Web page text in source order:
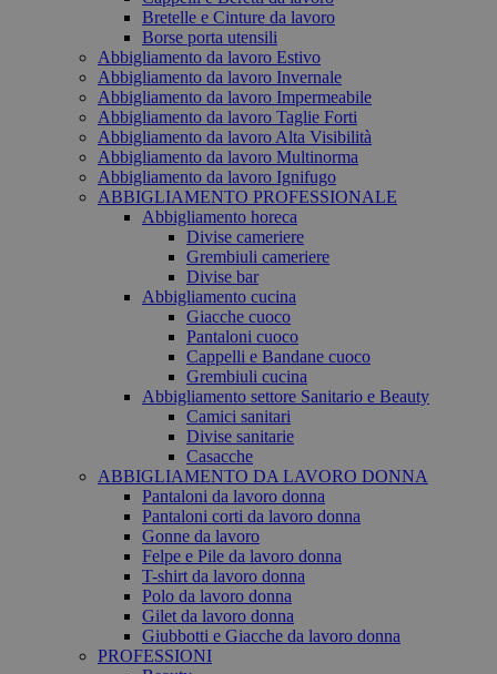
Bretelle e Cinture da lavoro
Borse porta utensili
Abbigliamento da lavoro Estivo
Abbigliamento da lavoro Invernale
Abbigliamento da lavoro Impermeabile
Abbigliamento da lavoro Taglie Forti
Abbigliamento da lavoro Alta Visibilità
Abbigliamento da lavoro Multinorma
Abbigliamento da lavoro Ignifugo
ABBIGLIAMENTO PROFESSIONALE
Abbigliamento horeca
Divise cameriere
Grembiuli cameriere
Divise bar
Abbigliamento cucina
Giacche cuoco
Pantaloni cuoco
Cappelli e Bandane cuoco
Grembiuli cucina
Abbigliamento settore Sanitario e Beauty
Camici sanitari
Divise sanitarie
Casacche
ABBIGLIAMENTO DA LAVORO DONNA
Pantaloni da lavoro donna
Pantaloni corti da lavoro donna
Gonne da lavoro
Felpe e Pile da lavoro donna
T-shirt da lavoro donna
Polo da lavoro donna
Gilet da lavoro donna
Giubbotti e Giacche da lavoro donna
PROFESSIONI